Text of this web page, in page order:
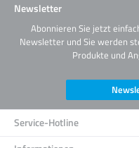
Newsletter
Abonnieren Sie jetzt
Newsletter und Sie werden
Produkte und
Service-Hotline